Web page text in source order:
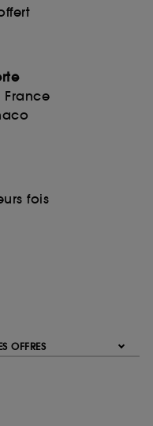
fois
OFFRES